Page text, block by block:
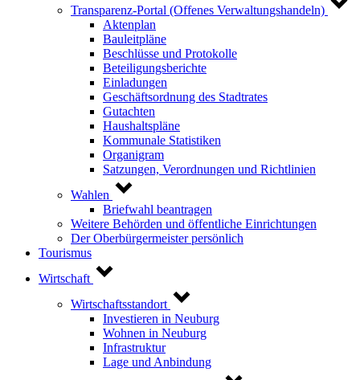
Transparenz-Portal (Offenes Verwaltungshandeln)
Aktenplan
Bauleitpläne
Beschlüsse und Protokolle
Beteiligungsberichte
Einladungen
Geschäftsordnung des Stadtrates
Gutachten
Haushaltspläne
Kommunale Statistiken
Organigram
Satzungen, Verordnungen und Richtlinien
Wahlen
Briefwahl beantragen
Weitere Behörden und öffentliche Einrichtungen
Der Oberbürgermeister persönlich
Tourismus
Wirtschaft
Wirtschaftsstandort
Investieren in Neuburg
Wohnen in Neuburg
Infrastruktur
Lage und Anbindung